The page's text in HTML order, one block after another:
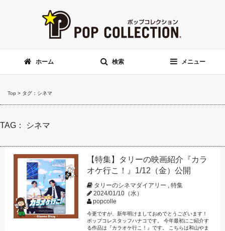
ホーム 検索 メニュー
Top > タグ：シネマ
TAG： シネマ
【特集】タリーの映画紹介『カラ
オケ行こ！』1/12（金）公開
タリーのシネマダイアリー , 特集
2024/01/10（水）
popcolle
今更ですが、新年明けましておめでとうございます！
ポップコレスタッフハナコです。 今年最初にご紹介す
る作品は『カラオケ行こ！』です。 こちらは和山やま